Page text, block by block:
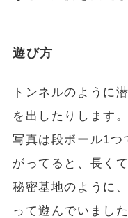
遊び方
トンネルのように
を出したりします。
写真は段ボール1つ
がってると、長く
秘密基地のように
って遊んでいました